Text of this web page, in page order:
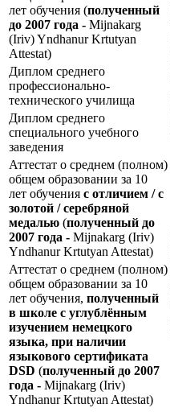
лет обучения (полученный
до 2007 года - Mijnakarg
(Iriv) Yndhanur Krtutyan
Attestat)
Диплом среднего
профессионально-
технического училища
Диплом среднего
специального учебного
заведения
Аттестат о среднем (полном)
общем образовании за 10
лет обучения с отличием / с
золотой / серебряной
медалью (полученный до
2007 года - Mijnakarg (Iriv)
Yndhanur Krtutyan Attestat)
Аттестат о среднем (полном)
общем образовании за 10
лет обучения, полученный
в школе с углублённым
изучением немецкого
языка, при наличии
языкового сертификата
DSD (полученный до 2007
года - Mijnakarg (Iriv)
Yndhanur Krtutyan Attestat)